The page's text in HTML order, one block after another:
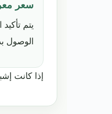
سعر
يتم
الوصول
إذا كانت